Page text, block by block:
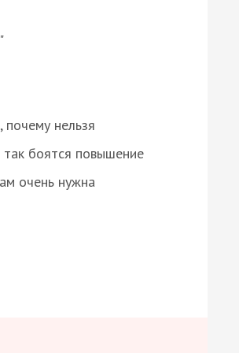
нельзя
боятся повышение
очень нужна